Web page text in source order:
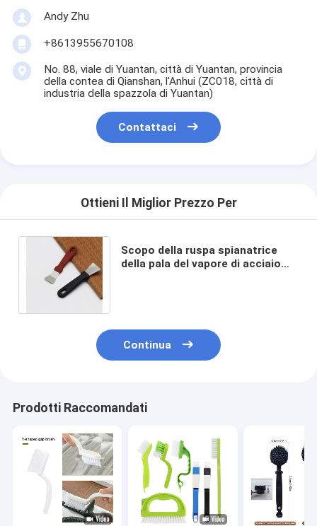
Andy Zhu
+8613955670108
No. 88, viale di Yuantan, città di Yuantan, provincia
della contea di Qianshan, l'Anhui (ZC018, città di
industria della spazzola di Yuantan)
Contattaci
Ottieni Il Miglior Prezzo Per
Scopo della ruspa spianatrice
della pala del vapore di acciaio
Continua
Prodotti Raccomandati